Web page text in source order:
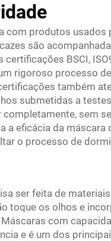
com produtos
são
certificações BSCI,
rigoroso processo
também
submetidas a
sem
a eficácia da
o processo de
ser feita de
toque os olhos e
com
e é um dos